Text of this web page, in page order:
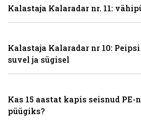
Kalastaja Kalaradar nr. 11:
Kalastaja Kalaradar nr 10:
suvel ja sügisel
Kas 15 aastat kapis seisnud PE-
püügiks?